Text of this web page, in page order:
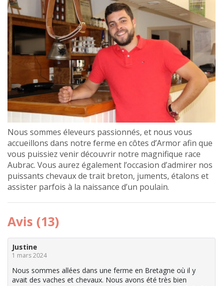
Nous sommes éleveurs passionnés, et nous vous
accueillons dans notre ferme en côtes d’Armor afin que
vous puissiez venir découvrir notre magnifique race
Aubrac. Vous aurez également l’occasion d’admirer nos
puissants chevaux de trait breton, juments, étalons et
assister parfois à la naissance d’un poulain.
Avis (13)
Justine
1 mars 2024
Nous sommes allées dans une ferme en Bretagne où il y
avait des vaches et chevaux. Nous avons été très bien